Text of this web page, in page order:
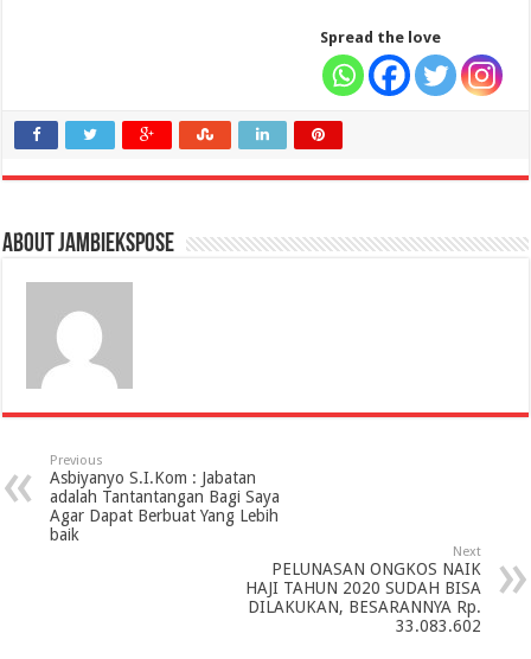
Spread the love
About jambiekspose
Previous
Asbiyanyo S.I.Kom : Jabatan
adalah Tantantangan Bagi Saya
Agar Dapat Berbuat Yang Lebih
baik
Next
PELUNASAN ONGKOS NAIK
HAJI TAHUN 2020 SUDAH BISA
DILAKUKAN, BESARANNYA Rp.
33.083.602